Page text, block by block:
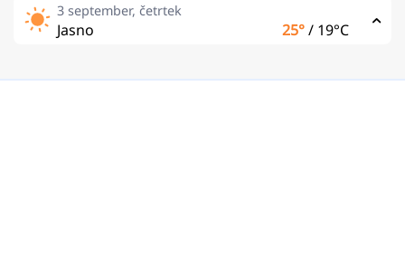
3 september, četrtek
Jasno 25°/ 19°C